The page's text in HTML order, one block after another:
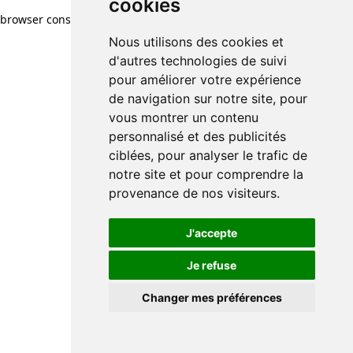
cookies
Nous utilisons des cookies et
d'autres technologies de suivi
pour améliorer votre expérience
de navigation sur notre site, pour
vous montrer un contenu
personnalisé et des publicités
ciblées, pour analyser le trafic de
notre site et pour comprendre la
provenance de nos visiteurs.
J'accepte
Je refuse
Changer mes préférences
browser console for more information)